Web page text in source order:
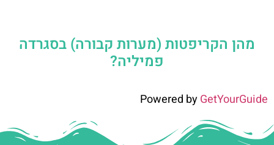
מהן הקריפטות (מערות קבורה) בסגרדה
פמיליה?
Powered byGetYourGuide